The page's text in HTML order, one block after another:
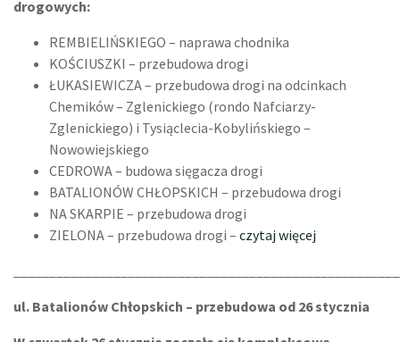
drogowych:
REMBIELIŃSKIEGO – naprawa chodnika
KOŚCIUSZKI – przebudowa drogi
ŁUKASIEWICZA – przebudowa drogi na odcinkach
Chemików – Zglenickiego (rondo Nafciarzy-
Zglenickiego) i Tysiąclecia-Kobylińskiego –
Nowowiejskiego
CEDROWA – budowa sięgacza drogi
BATALIONÓW CHŁOPSKICH – przebudowa drogi
NA SKARPIE – przebudowa drogi
ZIELONA – przebudowa drogi – czytaj więcej
ul. Batalionów Chłopskich – przebudowa od 26 stycznia